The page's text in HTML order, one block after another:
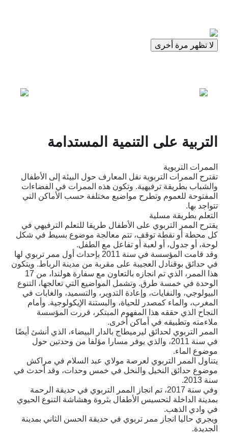
لا تظهر مرة أخرى
التربية على التنمية المستدامة
الممرات التربوية
تقترح الممرات التربوية نقل المعارف حول البيئة إلى الأطفال
والشباب بطريقة ترفيهية. وتكون هذه الممرات في الفضاءات
المفتوحة للعموم وتطرح مواضيع مختلفة حسب الأماكن التي
تتواجد بها.
التعلم بطريقة مسلية
يقترح الممر التربوي على الأطفال طريقا للتعلم الترفيهي في
كل محطة أو نقطة توقف، تتم معالجة موضوع بسيط في شكل
لوحة، أو جدول، أو لعبة أو تفاعل مع الطفل.
وقد قامت المؤسسة في سنة 2011 بإحداث أول ممر تربوي لها
في حدائق بوقنادل العجيبة على مقربة من مدينة الرباط. ويتكون
هذا الممر، الذي تم انجازه بالتعاون مع سفارة هولندا، من 17
الوحدة في خمسة طرق. وتشمل المواضيع التي تعالجها، التنوع
البيولوجي، والنفايات، وإعادة التدوير، والتسميد، والغابات في
المغرب، والماء كمصدر للحياة، والبستنة الإيكولوجية. وأمام
النجاح الذي حققه هذا المفهوم المبتكر، قررت المؤسسة
ملاءمته وتطبيقه في أماكن أخرى.
الممر التربوي لحدائق ليرميطاج بالدار البيضاء، الذي أنشئ أيضًا
في سنة 2011، والذي يوفر مسارا مؤلفا من وحدتين حول
موضوع الماء.
يتناول الممر التربوي لعرصة مولاي عبد السلام في مراكش
موضوع حدائق النخيل والنخل في خمس وحدات، وقد أحدث في
سنة 2013.
وفي سنة 2017، تم انجاز الممر التربوي في حديقة الرحمة
بمدينة الداخلة لتحسيس الأطفال بثروة وهشاشة التنوع الحيوي
في وادي الذهب.
ويجري حاليا انجاز ممر تربوي في حديقة الحسن الثاني بمدينة
الجديدة.
رفع الوعي اليوم، وحماية الغد
التركيز على الأنشطة الميدانية في
الصيف
الالتزام الجماعي
كلنا متحدون للحفاظ على شواطئنا
تكبير
الوعي النشط
نقل الممارسات الجيدة، ورفع مستوى
الوعي